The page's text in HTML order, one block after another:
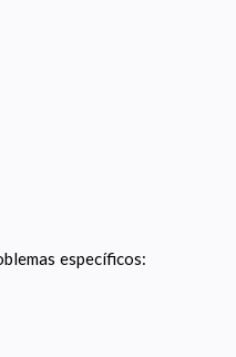
específicos: